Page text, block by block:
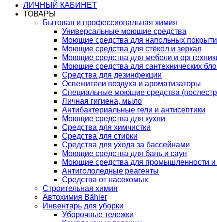
ЛИЧНЫЙ КАБИНЕТ
ТОВАРЫ
Бытовая и профессиональная химия
Универсальные моющие средства
Моющие средства для напольных
Моющие средства для стёкол и зеркал
Моющие средства для мебели и
Моющие средства для сантехнических
Средства для дезинфекции
Освежители воздуха и ароматизаторы
Специальные моющие средства
Личная гигиена, мыло
Антибактериальные гели и антисептики
Моющие средства для кухни
Средства для химчистки
Средства для стирки
Средства для ухода за бассейнами
Моющие средства для бань и саун
Моющие средства для промышленности и
Антигололедные реагенты
Средства от насекомых
Строительная химия
Автохимия Bähler
Инвентарь для уборки
Уборочные тележки